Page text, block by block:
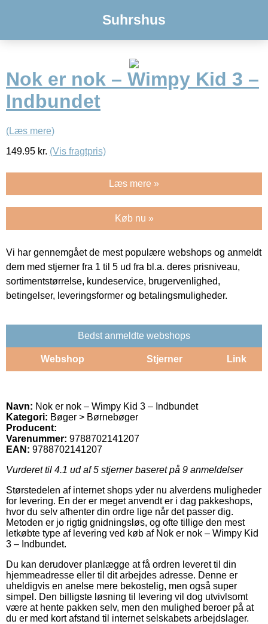
Suhrshus
Nok er nok – Wimpy Kid 3 –
Indbundet
(Læs mere)
149.95 kr. (Vis fragtpris)
Læs mere »
Køb nu »
Vi har gennemgået de mest populære webshops og anmeldt
dem med stjerner fra 1 til 5 ud fra bl.a. deres prisniveau,
sortimentstørrelse, kundeservice, brugervenlighed,
betingelser, leveringsformer og betalingsmuligheder.
Bedst anmeldte webshops
Webshop Stjerner Link
Navn: Nok er nok – Wimpy Kid 3 – Indbundet
Kategori: Bøger > Børnebøger
Producent:
Varenummer: 9788702141207
EAN: 9788702141207
Vurderet til 4.1 ud af 5 stjerner baseret på 9 anmeldelser
Størstedelen af internet shops yder nu alverdens muligheder
for levering. En der er meget anvendt er i dag pakkeshops,
hvor du selv afhenter din ordre lige når det passer dig.
Metoden er jo rigtig gnidningsløs, og ofte tillige den mest
letkøbte type af levering ved køb af Nok er nok – Wimpy Kid
3 – Indbundet.
Du kan derudover planlægge at få ordren leveret til din
hjemmeadresse eller til dit arbejdes adresse. Denne er
uheldigvis en anelse mere bekostelig, men også super
simpel. Den billigste løsning til levering vil dog utvivlsomt
være at hente pakken selv, men den mulighed beroer på at
du er med kort afstand til internet selskabets arbejdslager.